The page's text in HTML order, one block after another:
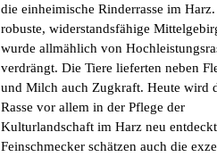
die einheimische Rinderrasse im
robuste, widerstandsfähige
wurde allmählich von
verdrängt. Die Tiere lieferten neben
und Milch auch Zugkraft. Heute wird
Rasse vor allem in der Pflege der
Kulturlandschaft im Harz neu
Feinschmecker schätzen auch die